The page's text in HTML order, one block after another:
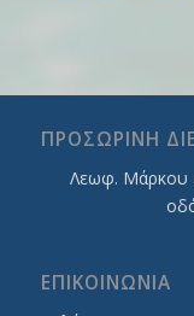
ΠΡΟΣΩΡΙΝΗ
Λεωφ. Mάρκου
ΕΠΙΚΟΙΝΩΝΙΑ